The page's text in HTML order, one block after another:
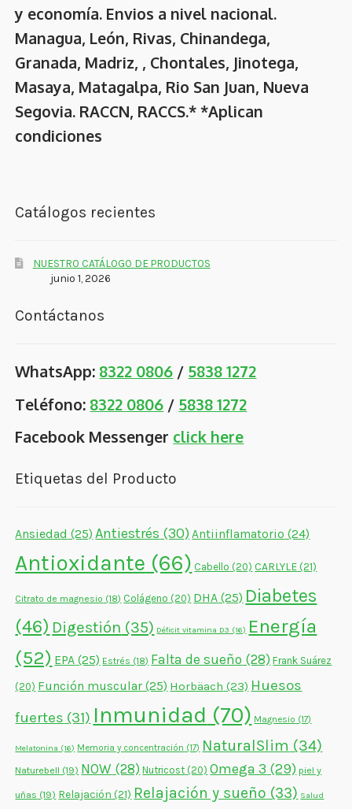
y economía. Envios a nivel nacional.
Managua, León, Rivas, Chinandega,
Granada, Madriz, , Chontales, Jinotega,
Masaya, Matagalpa, Rio San Juan, Nueva
Segovia. RACCN, RACCS.* *Aplican
condiciones
Catálogos recientes
NUESTRO CATÁLOGO DE PRODUCTOS
junio 1, 2026
Contáctanos
WhatsApp: 8322 0806 / 5838 1272
Teléfono: 8322 0806 / 5838 1272
Facebook Messenger click here
Etiquetas del Producto
Ansiedad (25) Antiestrés (30)Antiinflamatorio (24)
Antioxidante (66) Cabello (20) CARLYLE(21)
Citrato de magnesio (18) Colágeno (20) DHA (25) Diabetes
(46) Digestión (35) Déficit vitamina D3 (16) Energía
(52) EPA (25) Estrés (18) Falta de sueño (28) Frank Suárez
(20) Función muscular (25) Horbäach (23) Huesos
fuertes (31) Inmunidad (70) Magnesio (17)
Melatonina (16) Memoria y concentración (17) NaturalSlim (34)
Naturebell (19) NOW (28) Nutricost (20) Omega 3 (29) piel y
uñas (19) Relajación (21) Relajación y sueño (33) Salud